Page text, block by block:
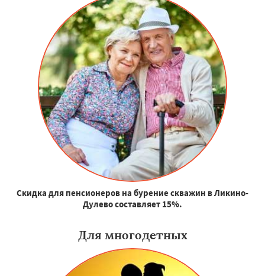
Скидка для пенсионеров на бурение скважин в Ликино-
Дулево составляет 15%.
Для многодетных